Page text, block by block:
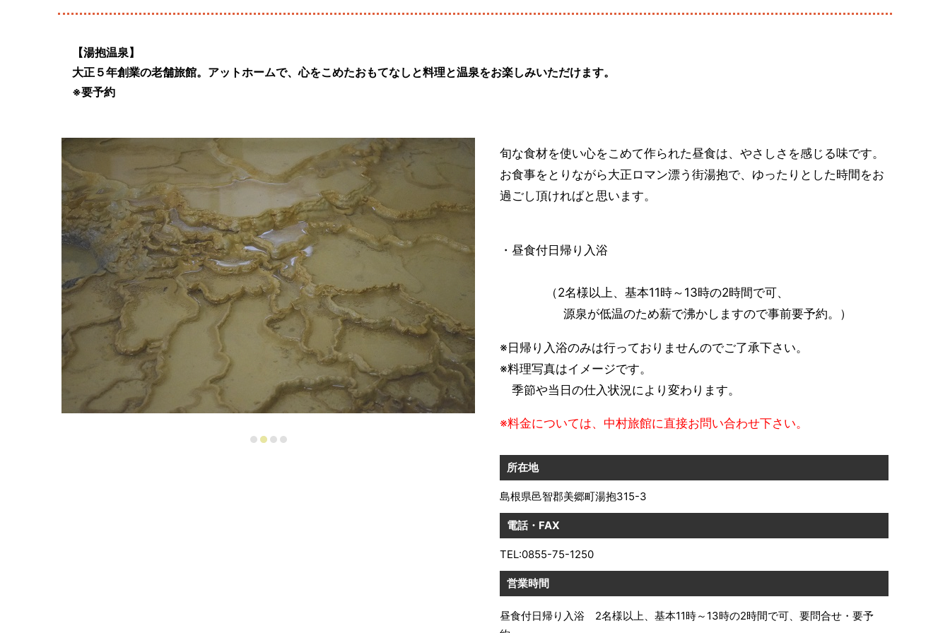
【湯抱温泉】
大正５年創業の老舗旅館。アットホームで、心をこめたおもてなしと料理と温泉をお楽しみいただけます。
※要予約
1 2 3 4
旬な食材を使い心をこめて作られた昼食は、やさしさを感じる味です。
お食事をとりながら大正ロマン漂う街湯抱で、ゆったりとした時間をお
過ごし頂ければと思います。
・昼食付日帰り入浴
（2名様以上、基本11時～13時の2時間で可、
源泉が低温のため薪で沸かしますので事前要予約。）
※日帰り入浴のみは行っておりませんのでご了承下さい。
※料理写真はイメージです。
季節や当日の仕入状況により変わります。
※料金については、中村旅館に直接お問い合わせ下さい。
所在地
島根県邑智郡美郷町湯抱315-3
電話・FAX
TEL:0855-75-1250
営業時間
昼食付日帰り入浴 2名様以上、基本11時～13時の2時間で可、要問合せ・要予